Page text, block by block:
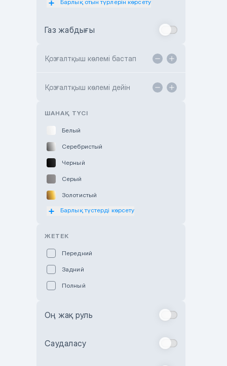
Toyota Astana
TANK Motors Karaganda
Барлық отын түрлерін көрсету
Газ жабдығы
Қозғалтқыш көлемі бастап
Қозғалтқыш көлемі дейін
ШАНАҚ ТҮСІ
Белый
Серебристый
Черный
Серый
Золотистый
Оранжевый
Зеленый
Барлық түстерді көрсету
ЖЕТЕК
Передний
Задний
Полный
Оң жақ руль
Саудаласу